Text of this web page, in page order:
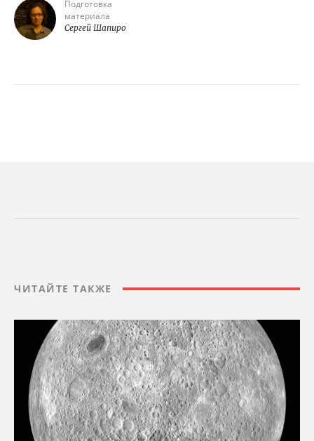
Подготовка
материала
Сергей Шапиро
ЧИТАЙТЕ ТАКЖЕ